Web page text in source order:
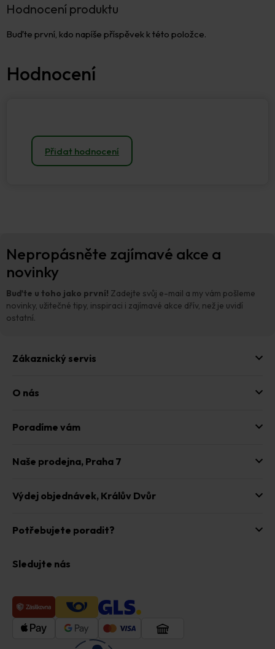
Hodnocení produktu
Buďte první, kdo napíše příspěvek k této položce.
Přidat hodnocení
Nepropásněte zajímavé akce a
novinky
Buďte u toho jako první! Zadejte svůj e-mail a my vám pošleme
novinky, užitečné tipy, inspiraci i zajímavé akce dřív, než je uvidí
ostatní.
Zákaznický servis
O nás
Poradíme vám
Naše prodejna, Praha 7
Výdej objednávek, Králův Dvůr
Potřebujete poradit?
Sledujte nás